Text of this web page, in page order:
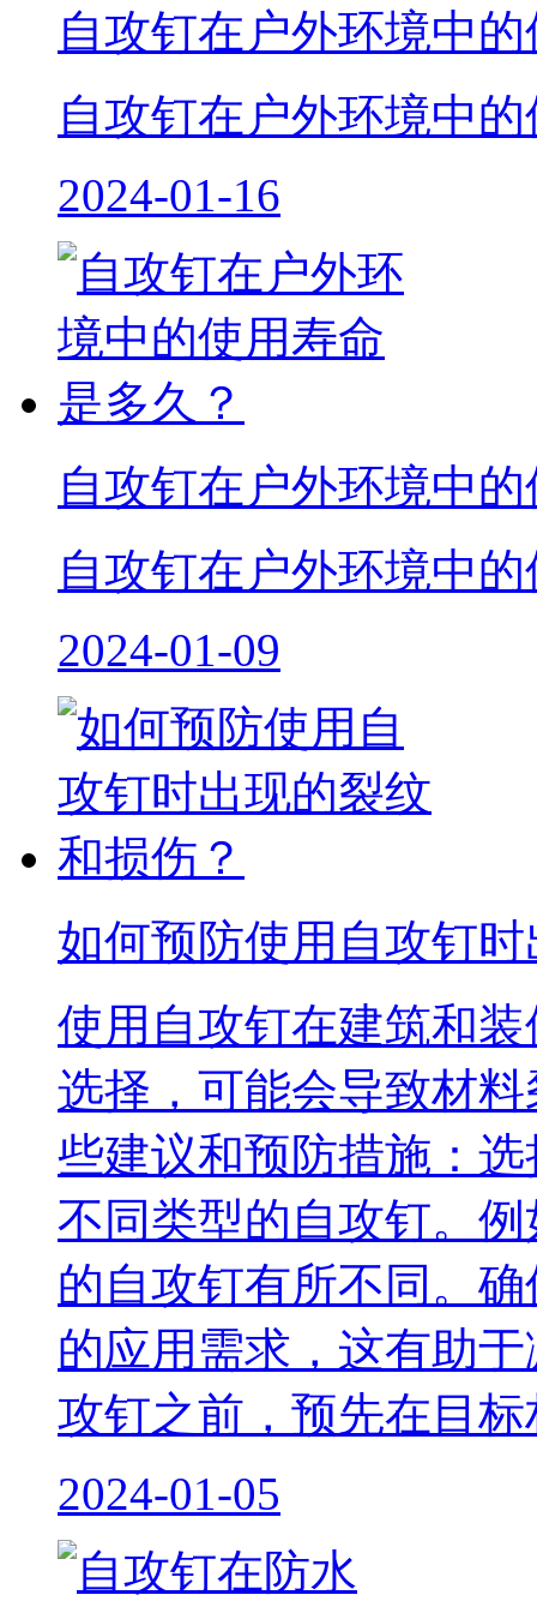
自攻钉在户外环境中
自攻钉在户外环境中
2024-01-16
自攻钉在户外环境中
自攻钉在户外环境中
2024-01-09
如何预防使用自攻钉
使用自攻钉在建筑和
选择，可能会导致材
些建议和预防措施：
不同类型的自攻钉。
的自攻钉有所不同。
的应用需求，这有助
攻钉之前，预先在目
2024-01-05